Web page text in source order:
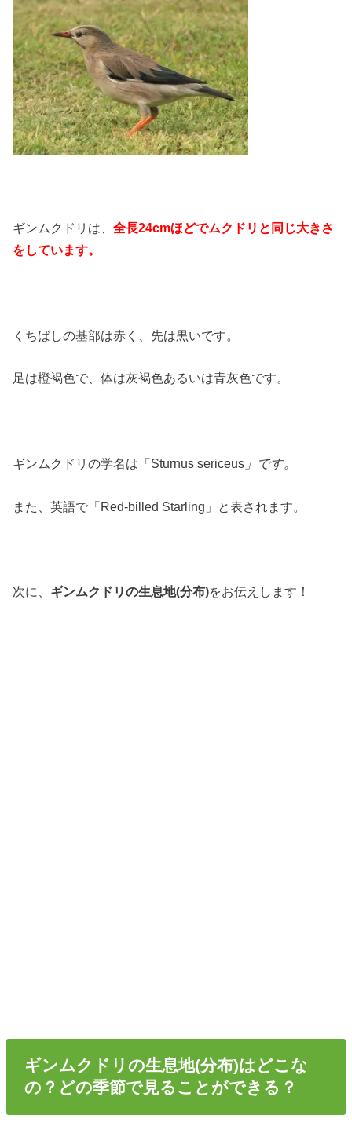
ギンムクドリは、全長24cmほどでムクドリと同じ大きさ
をしています。
くちばしの基部は赤く、先は黒いです。
足は橙褐色で、体は灰褐色あるいは青灰色です。
ギンムクドリの学名は「Sturnus sericeus 」です。
また、英語で「Red-billed Starling」と表されます。
次に、 ギンムクドリの生息地(分布)をお伝えします！
ギンムクドリの生息地(分布)はどこな
の？どの季節で見ることができる？